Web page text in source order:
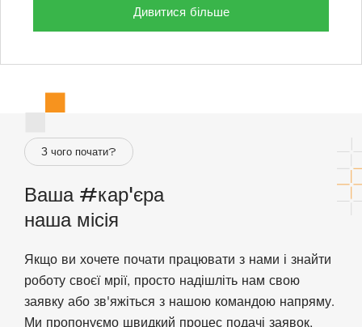
Дивитися більше
З чого почати?
Ваша #кар'єра
наша місія
Якщо ви хочете почати працювати з нами і знайти
роботу своєї мрії, просто надішліть нам свою
заявку або зв'яжіться з нашою командою напряму.
Ми пропонуємо швидкий процес подачі заявок,